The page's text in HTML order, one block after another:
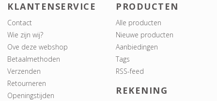
KLANTENSERVICE
Contact
Wie zijn wij?
Ove deze webshop
Betaalmethoden
Verzenden
Retourneren
Openingstijden
PRODUCTEN
Alle producten
Nieuwe producten
Aanbiedingen
Tags
RSS-feed
REKENING